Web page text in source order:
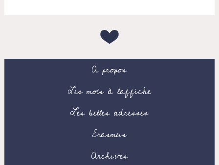
A propos
Les mots à l’affiche
Les belles adresses
Erasmus
Archives